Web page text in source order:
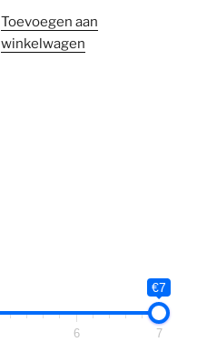
Toevoegen aan
winkelwagen
€7
6 7